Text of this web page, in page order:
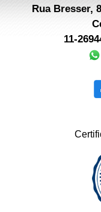
Rua Bresser,
11-